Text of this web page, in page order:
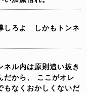
しろよ しかもトンネ
ネル内は原則追い抜き
から、
ここがオレ
もなくおかしくないだ